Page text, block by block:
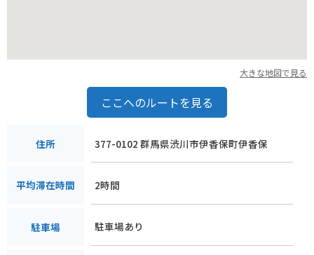
大きな地図で見る
ここへのルートを見る
住所 377-0102 群馬県渋川市伊香保町伊香保
平均滞在時間 2時間
駐車場 駐車場あり